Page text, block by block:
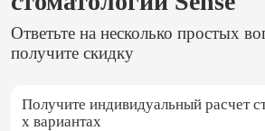
Ответьте на несколько простых
получите скидку
Получите индивидуальный расчет
х вариантах